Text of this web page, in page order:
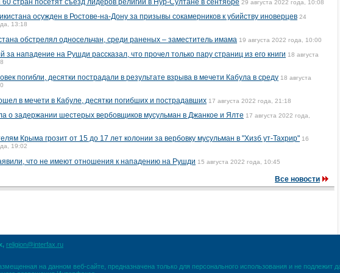
60 стран посетят съезд лидеров религий в Нур-Султане в сентябре 29 августа 2022 года, 10:08
осужден в Ростове-на-Дону за призывы сокамерников к убийству иноверцев 24
13:18
обстрелял односельчан, среди раненых – заместитель имама 19 августа 2022 года, 10:00
за нападение на Рушди рассказал, что прочел только пару страниц из его книги 18 августа
погибли, десятки пострадали в результате взрыва в мечети Кабула в среду 18 августа
в мечети в Кабуле, десятки погибших и пострадавших 17 августа 2022 года, 21:18
о задержании шестерых вербовщиков мусульман в Джанкое и Ялте 17 августа 2022 года,
Крыма грозит от 15 до 17 лет колонии за вербовку мусульман в "Хизб ут-Тахрир" 16
19:02
что не имеют отношения к нападению на Рушди 15 августа 2022 года, 10:45
Все новости
religion@interfax.ru
на данном веб-сайте, предназначена только для персонального использования и не